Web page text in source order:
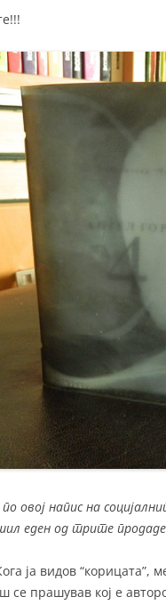
овој напис на
еден од трите
ја видов “корицата”,
се прашував кој е